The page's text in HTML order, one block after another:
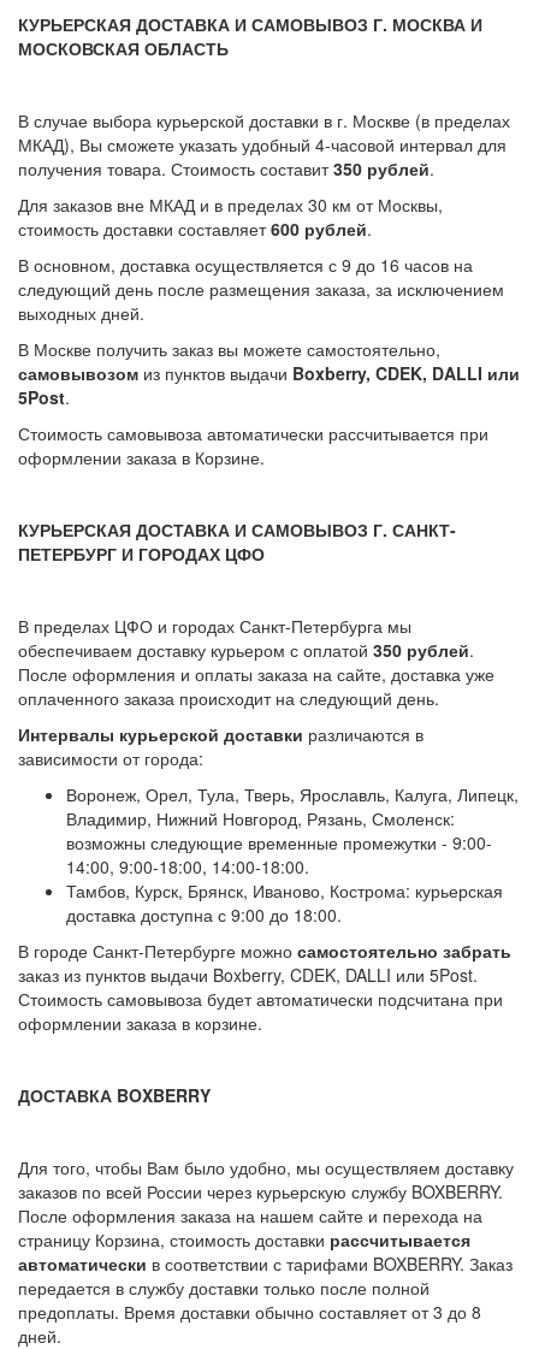
КУРЬЕРСКАЯ ДОСТАВКА И САМОВЫВОЗ Г. МОСКВА И
МОСКОВСКАЯ ОБЛАСТЬ
В случае выбора курьерской доставки в г. Москве (в пределах
МКАД), Вы сможете указать удобный 4-часовой интервал для
получения товара. Стоимость составит350 рублей.
Для заказов вне МКАД и в пределах 30 км от Москвы,
стоимость доставки составляет600 рублей.
В основном, доставка осуществляется с 9 до 16 часов на
следующий день после размещения заказа, за исключением
выходных дней.
В Москве получить заказ вы можете самостоятельно,
самовывозом из пунктов выдачи Boxberry, CDEK, DALLI или
5Post.
Стоимость самовывоза автоматически рассчитывается при
оформлении заказа в Корзине.
КУРЬЕРСКАЯ ДОСТАВКА И САМОВЫВОЗ Г. САНКТ-
ПЕТЕРБУРГ И ГОРОДАХ ЦФО
В пределах ЦФО и городах Санкт-Петербурга мы
обеспечиваем доставку курьером с оплатой 350 рублей.
После оформления и оплаты заказа на сайте, доставка уже
оплаченного заказа происходит на следующий день.
Интервалы курьерской доставки различаются в
зависимости от города:
Воронеж, Орел, Тула, Тверь, Ярославль, Калуга, Липецк,
Владимир, Нижний Новгород, Рязань, Смоленск:
возможны следующие временные промежутки - 9:00-
14:00, 9:00-18:00, 14:00-18:00.
Тамбов, Курск, Брянск, Иваново, Кострома: курьерская
доставка доступна с 9:00 до 18:00.
В городе Санкт-Петербурге можно самостоятельно забрать
заказ из пунктов выдачи Boxberry, CDEK, DALLI или 5Post.
Стоимость самовывоза будет автоматически подсчитана при
оформлении заказа в корзине.
ДОСТАВКА BOXBERRY
Для того, чтобы Вам было удобно, мы осуществляем доставку
заказов по всей России через курьерскую службу BOXBERRY.
После оформления заказа на нашем сайте и перехода на
страницу Корзина, стоимость доставки рассчитывается
автоматически в соответствии с тарифами BOXBERRY. Заказ
передается в службу доставки только после полной
предоплаты. Время доставки обычно составляет от 3 до 8
дней.